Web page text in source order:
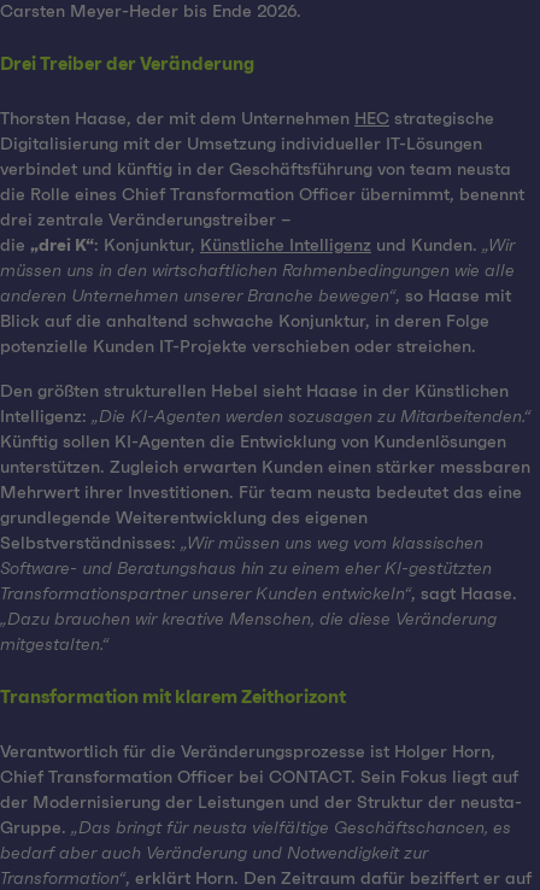
Carsten Meyer-Heder bis Ende 2026.
Drei Treiber der Veränderung
Thorsten Haase, der mit dem Unternehmen HEC strategische
Digitalisierung mit der Umsetzung individueller IT-Lösungen
verbindet und künftig in der Geschäftsführung von team neusta
die Rolle eines Chief Transformation Officer übernimmt, benennt
drei zentrale Veränderungstreiber –
die „drei K“: Konjunktur, Künstliche Intelligenz und Kunden. „Wir
müssen uns in den wirtschaftlichen Rahmenbedingungen wie alle
anderen Unternehmen unserer Branche bewegen“, so Haase mit
Blick auf die anhaltend schwache Konjunktur, in deren Folge
potenzielle Kunden IT-Projekte verschieben oder streichen.
Den größten strukturellen Hebel sieht Haase in der Künstlichen
Intelligenz: „Die KI-Agenten werden sozusagen zu Mitarbeitenden.“
Künftig sollen KI-Agenten die Entwicklung von Kundenlösungen
unterstützen. Zugleich erwarten Kunden einen stärker messbaren
Mehrwert ihrer Investitionen. Für team neusta bedeutet das eine
grundlegende Weiterentwicklung des eigenen
Selbstverständnisses: „Wir müssen uns weg vom klassischen
Software- und Beratungshaus hin zu einem eher KI-gestützten
Transformationspartner unserer Kunden entwickeln“, sagt Haase.
„Dazu brauchen wir kreative Menschen, die diese Veränderung
mitgestalten.“
Transformation mit klarem Zeithorizont
Verantwortlich für die Veränderungsprozesse ist Holger Horn,
Chief Transformation Officer bei CONTACT. Sein Fokus liegt auf
der Modernisierung der Leistungen und der Struktur der neusta-
Gruppe. „Das bringt für neusta vielfältige Geschäftschancen, es
bedarf aber auch Veränderung und Notwendigkeit zur
Transformation“, erklärt Horn. Den Zeitraum dafür beziffert er auf